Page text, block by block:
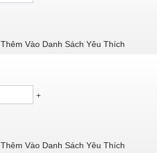
Thêm Vào Danh Sách Yêu Thích
+
Thêm Vào Danh Sách Yêu Thích